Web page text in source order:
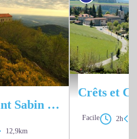
Chapelle Saint Sabin - Véranne n° 1
12,9km
Facile 2h